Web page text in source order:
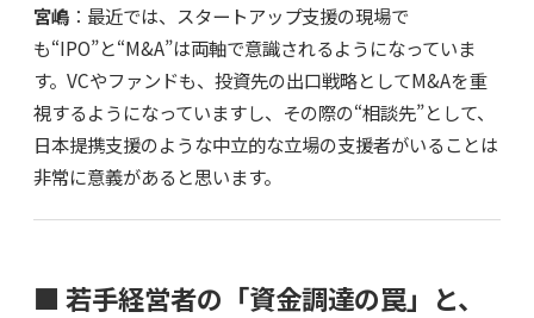
宮嶋 ：最近では、スタートアップ支援の現場で
も“IPO”と“M&A”は両軸で意識されるようになっていま
す。VCやファンドも、投資先の出口戦略としてM&Aを重
視するようになっていますし、その際の“相談先”として、
日本提携支援のような中立的な立場の支援者がいることは
非常に意義があると思います。
■ 若手経営者の「資金調達の罠」と、